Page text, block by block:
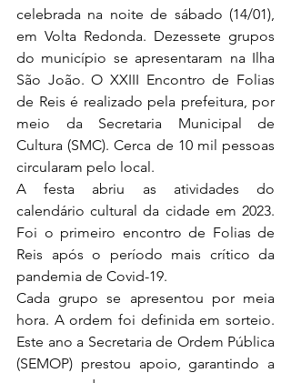
celebrada na noite de sábado (14/01),
em Volta Redonda. Dezessete grupos
do município se apresentaram na Ilha
São João. O XXIII Encontro de Folias
de Reis é realizado pela prefeitura, por
meio da Secretaria Municipal de
Cultura (SMC). Cerca de 10 mil pessoas
circularam pelo local.
A festa abriu as atividades do
calendário cultural da cidade em 2023.
Foi o primeiro encontro de Folias de
Reis após o período mais crítico da
pandemia de Covid-19.
Cada grupo se apresentou por meia
hora. A ordem foi definida em sorteio.
Este ano a Secretaria de Ordem Pública
(SEMOP) prestou apoio, garantindo a